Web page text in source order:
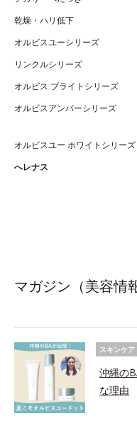
乾燥・ハリ低下
オルビスユーシリーズ
リンクルシリーズ
オルビス ブライトシリーズ
オルビスアンバーシリーズ
オルビスユー ホワイトシリーズ
へレナス
マガジン（美容情
スキンケア
沖縄の
な理由